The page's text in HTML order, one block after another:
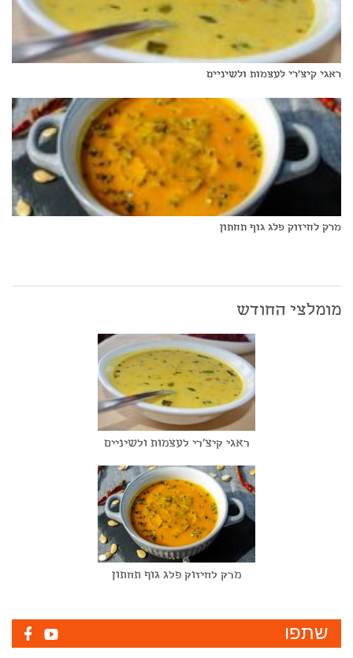
ראגי קיצ'רי לעצמות ולשיניים
מרק לחיזוק פלג גוף תחתון
מומלצי החודש
ראגי קיצ'רי לעצמות ולשיניים
מרק לחיזוק פלג גוף תחתון
שתפו